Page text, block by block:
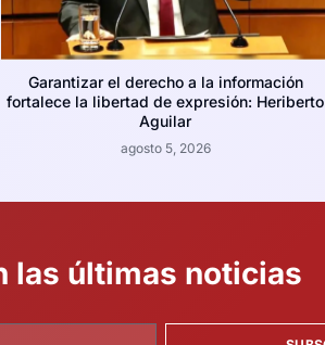
Garantizar el derecho a la información
fortalece la libertad de expresión: Heriberto
Aguilar
agosto 5, 2026
las últimas noticias